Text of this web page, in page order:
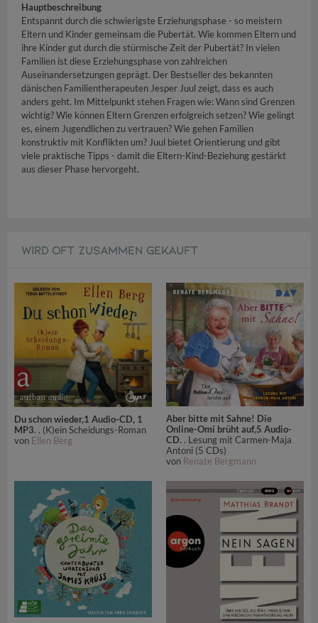
Hauptbeschreibung
Entspannt durch die schwierigste Erziehungsphase - so meistern
Eltern und Kinder gemeinsam die Pubertät. Wie kommen Eltern und
ihre Kinder gut durch die stürmische Zeit der Pubertät? In vielen
Familien ist diese Erziehungsphase von zahlreichen
Auseinandersetzungen geprägt. Der Bestseller des bekannten
dänischen Familientherapeuten Jesper Juul zeigt, dass es auch
anders geht. Im Mittelpunkt stehen Fragen wie: Wann sind Grenzen
wichtig? Wie können Eltern Grenzen erfolgreich setzen? Wie gelingt
es, einem Jugendlichen zu vertrauen? Wie gehen Familien
konstruktiv mit Konflikten um? Juul bietet Orientierung und gibt
viele praktische Tipps - damit die Eltern-Kind-Beziehung gestärkt
aus dieser Phase hervorgeht.
WIRD OFT ZUSAMMEN GEKAUFT
Du schon wieder,1 Audio-CD, 1
MP3. . (K)ein Scheidungs-Roman
von Ellen Berg
Aber bitte mit Sahne! Die
Online-Omi brüht auf,5 Audio-
CD. . Lesung mit Carmen-Maja
Antoni (5 CDs)
von Renate Bergmann